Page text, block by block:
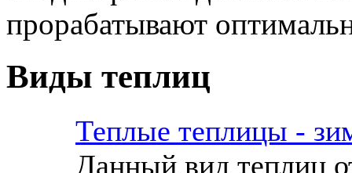
прорабатывают
Виды теплиц
Теплые теплицы -
Данный вид теплиц